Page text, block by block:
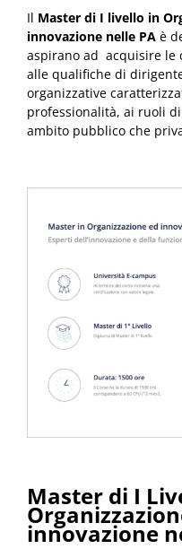
Il Master di I livello in
innovazione nelle PA è
aspirano ad acquisire le
alle qualifiche di
organizzative
professionalità, ai ruoli
ambito pubblico che
Master di I
innovazione